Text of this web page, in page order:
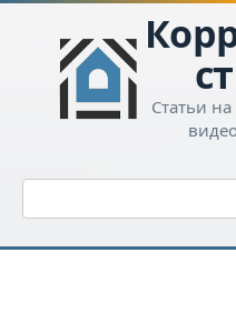
Перейти
контенту
Статьи
Поиск: